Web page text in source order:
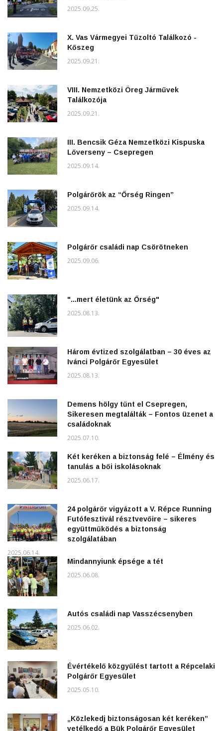
2025.09.25.
X. Vas Vármegyei Tűzoltó Találkozó -
Kőszeg
2025.09.21.
VIII. Nemzetközi Öreg Járművek
Találkozója
2025.09.21.
III. Bencsik Géza Nemzetközi Kispuska
Lőverseny – Csepregen
2025.09.14.
Polgárőrök az “Őrség Ringen”
2025.09.14.
Polgárőr családi nap Csörötneken
2025.09.06.
"...mert életünk az Őrség"
2025.08.13.
Három évtized szolgálatban – 30 éves az
Ivánci Polgárőr Egyesület
2025.08.13.
Demens hölgy tűnt el Csepregen,
Sikeresen megtalálták – Fontos üzenet a
családoknak
2025.07.10.
Két keréken a biztonság felé – Élmény és
tanulás a bői iskolásoknak
2025.06.17.
24 polgárőr vigyázott a V. Répce Running
Futófesztivál résztvevőire – sikeres
együttműködés a biztonság
szolgálatában
2025.06.14.
Mindannyiunk épsége a tét
2025.06.08.
Autós családi nap Vasszécsenyben
2025.06.02.
Évértékelő közgyűlést tartott a Répcelaki
Polgárőr Egyesület
2025.05.10.
„Közlekedj biztonságosan két keréken”
vetélkedő a Bük Polgárőr Egyesület